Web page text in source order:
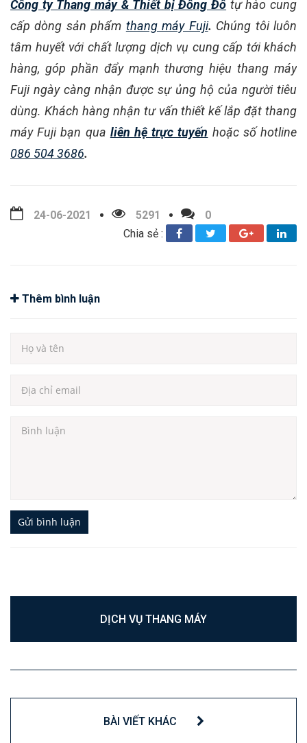
Công ty Thang máy & Thiết bị Đông Đô tự hào cung
cấp dòng sản phẩm thang máy Fuji. Chúng tôi luôn
tâm huyết với chất lượng dịch vụ cung cấp tới khách
hàng, góp phần đẩy mạnh thương hiệu thang máy
Fuji ngày càng nhận được sự ủng hộ của người tiêu
dùng. Khách hàng nhận tư vấn thiết kế lắp đặt thang
máy Fuji bạn qua liên hệ trực tuyến hoặc số hotline
086 504 3686.
24-06-2021 5291
0
Chia sẻ :
Thêm bình luận
Gửi bình luận
DỊCH VỤ THANG MÁY
BÀI VIẾT KHÁC